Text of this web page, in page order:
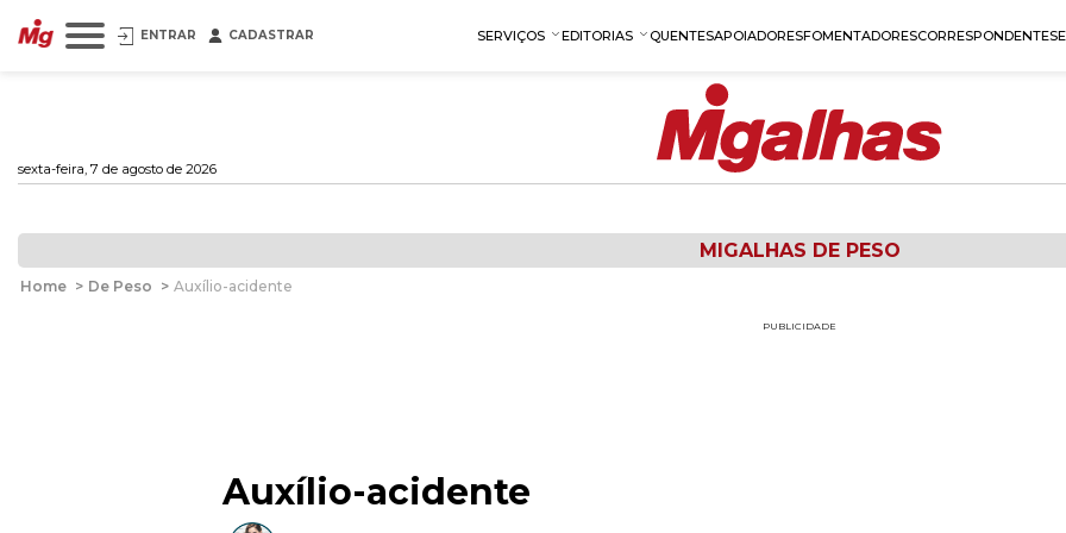
ENTRAR CADASTRAR SERVIÇOS EDITORIAS QUENTESAPOIADORESFOMENTADORESCORRESPONDENTES
sexta-feira, 7 de agosto de 2026
MIGALHAS DE PESO
Home > De Peso > Auxílio-acidente
PUBLICIDADE
Auxílio-acidente